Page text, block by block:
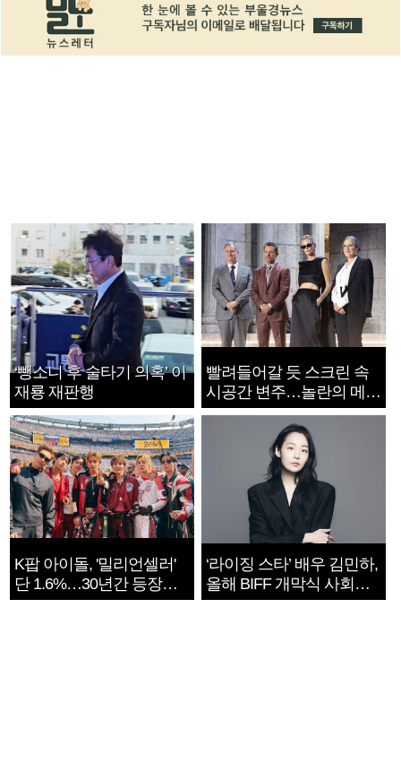
‘뺑소니 후 술타기 의혹’ 이
재룡 재판행
빨려들어갈 듯 스크린 속
시공간 변주…놀란의 메시
지는 ‘전쟁 속죄’
K팝 아이돌, '밀리언셀러'
단 1.6%…30년간 등장
1182개팀 전수조사
‘라이징 스타’ 배우 김민하,
올해 BIFF 개막식 사회자
확정